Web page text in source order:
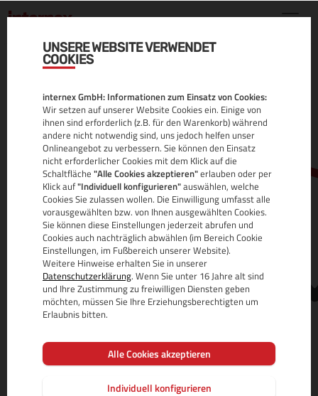
UNSERE WEBSITE VERWENDET
COOKIES
internex GmbH: Informationen zum Einsatz von Cookies:
Wir setzen auf unserer Website Cookies ein. Einige von
ihnen sind erforderlich (z.B. für den Warenkorb) während
andere nicht notwendig sind, uns jedoch helfen unser
Onlineangebot zu verbessern. Sie können den Einsatz
nicht erforderlicher Cookies mit dem Klick auf die
Schaltfläche "Alle Cookies akzeptieren"erlauben oder per
Klick auf"Individuell konfigurieren"auswählen, welche
Cookies Sie zulassen wollen. Die Einwilligung umfasst alle
vorausgewählten bzw. von Ihnen ausgewählten Cookies.
Sie können diese Einstellungen jederzeit abrufen und
Cookies auch nachträglich abwählen (im Bereich Cookie
Einstellungen, im Fußbereich unserer Website).
Weitere Hinweise erhalten Sie in unserer
Datenschutzerklärung. Wenn Sie unter 16 Jahre alt sind
und Ihre Zustimmung zu freiwilligen Diensten geben
möchten, müssen Sie Ihre Erziehungsberechtigten um
Erlaubnis bitten.
Alle Cookies akzeptieren
Individuell konfigurieren
.COM.UA DOMAIN
ALLE INFOS
MEHR INFOS ZUR DOMAIN-ENDUNG